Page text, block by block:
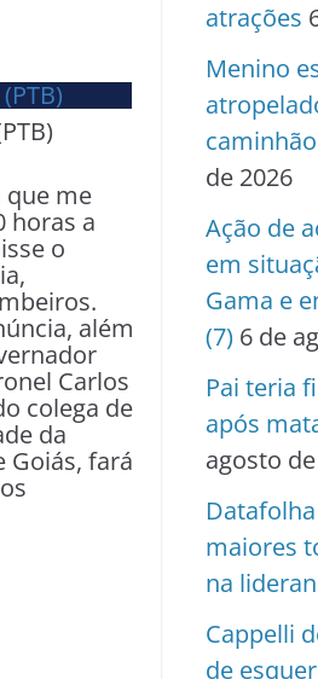
que me
horas a
o
além
Carlos
colega de
da
Goiás, fará
atrações
Menino
de 2026
Ação de
em
Gama e
(7) 6 de
Pai teria
após
agosto
maiores
na
Cappelli
de